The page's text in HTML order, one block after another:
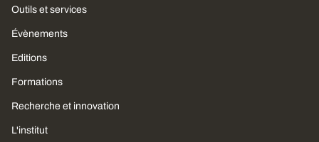
Outils et services
Évènements
Editions
Formations
Recherche et innovation
L'institut